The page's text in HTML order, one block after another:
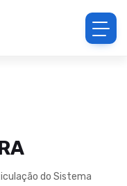
do Sistema